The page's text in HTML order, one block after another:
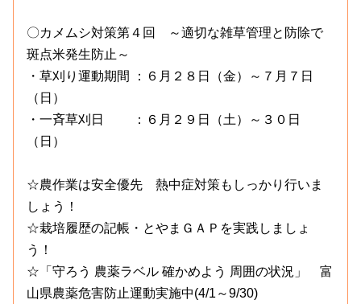
〇カメムシ対策第４回 ～適切な雑草管理と防除で
斑点米発生防止～
・草刈り運動期間 ：６月２８日（金）～７月７日
（日）
・一斉草刈日 ：６月２９日（土）～３０日
（日）
☆農作業は安全優先 熱中症対策もしっかり行いま
しょう！
☆栽培履歴の記帳・とやまＧＡＰを実践しましょ
う！
☆「守ろう 農薬ラベル 確かめよう 周囲の状況」 富
山県農薬危害防止運動実施中(4/1～9/30)